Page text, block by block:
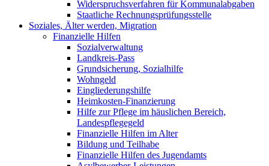
Widerspruchsverfahren für Kommunalabgaben
Staatliche Rechnungsprüfungsstelle
Soziales, Älter werden, Migration
Finanzielle Hilfen
Sozialverwaltung
Landkreis-Pass
Grundsicherung, Sozialhilfe
Wohngeld
Eingliederungshilfe
Heimkosten-Finanzierung
Hilfe zur Pflege im häuslichen Bereich,
Landespflegegeld
Finanzielle Hilfen im Alter
Bildung und Teilhabe
Finanzielle Hilfen des Jugendamts